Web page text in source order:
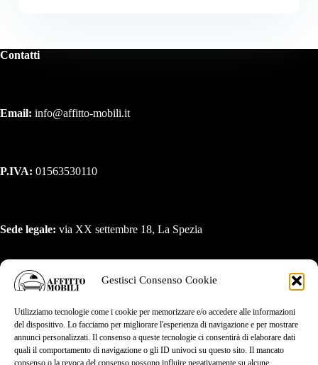
Gestisci Consenso Cookie
Utilizziamo tecnologie come i cookie per memorizzare e/o accedere alle informazioni
del dispositivo. Lo facciamo per migliorare l'esperienza di navigazione e per mostrare
annunci personalizzati. Il consenso a queste tecnologie ci consentirà di elaborare dati
quali il comportamento di navigazione o gli ID univoci su questo sito. Il mancato
consenso o la revoca del consenso possono influire negativamente su alcune
Contatti
Email: info@affitto-mobili.it
P.IVA: 01563530110
Sede legale: via XX settembre 18, La Spezia
Link utili
Il mio profilo